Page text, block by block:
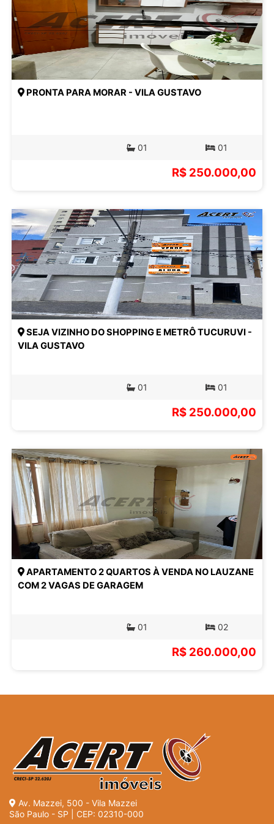
PRONTA PARA MORAR - VILA GUSTAVO
01 01
R$ 250.000,00
SEJA VIZINHO DO SHOPPING E METRÔ TUCURUVI -
VILA GUSTAVO
01 01
R$ 250.000,00
APARTAMENTO 2 QUARTOS À VENDA NO LAUZANE
COM 2 VAGAS DE GARAGEM
01 02
R$ 260.000,00
Av. Mazzei, 500 - Vila Mazzei
São Paulo - SP | CEP: 02310-000